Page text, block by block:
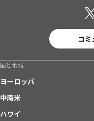
コミ
国と地域
ヨーロッパ
中南米
ハワイ